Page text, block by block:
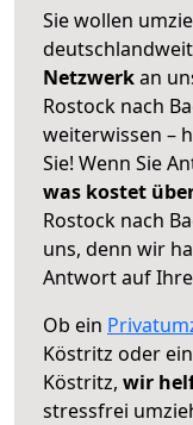
Sie wollen
Netzwerkan
Rostock nach
weiterwissen –
Sie! Wenn Sie
was kostet
Rostock nach
uns, denn wir
Antwort auf
Ob ein
Köstritz oder
Köstritz, wir
stressfrei